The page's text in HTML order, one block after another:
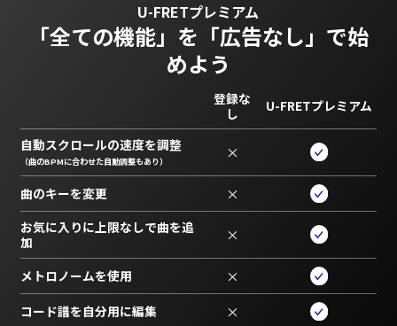
U-FRETプレミアム
「全ての機能」を 「広告なし」で始
めよう
登録な
し
U-FRETプレミアム
自動スクロールの速度を調整
（曲のBPMに合わせた自動調整もあり） ×
曲のキーを変更 ×
お気に入りに上限なしで曲を追
加
×
メトロノームを使用 ×
コード譜を自分用に編集 ×